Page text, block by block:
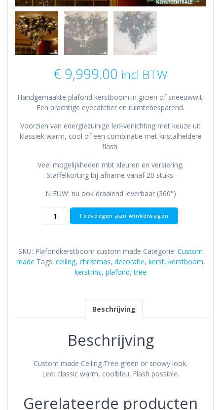
€ 9,999.00 incl BTW
Handgemaakte plafond kerstboom in groen of sneeuwwit.
Een prachtige eyecatcher en ruimtebesparend.
Voorzien van energiezuinige led-verlichting met keuze uit
klassiek warm, cool of een combinatie met kristalheldere
flash.
Veel mogelijkheden mbt kleuren en versiering.
Staffelkorting bij afname vanaf 20 stuks.
NIEUW: nu ook draaiend leverbaar (360°)
Kerstboom
(plafond)
Toevoegen aan winkelwagen
SKU: Plafondkerstboom custom made Categorie: Custom
made Tags: ceiling, christmas, decoratie, kerst, kerstboom,
kerstmis, plafond,tree
Beschrijving
Beschrijving
Custom made Ceiling Tree green or snowy look.
Led: classic warm, coolbleu. Flash possible.
Gerelateerde producten